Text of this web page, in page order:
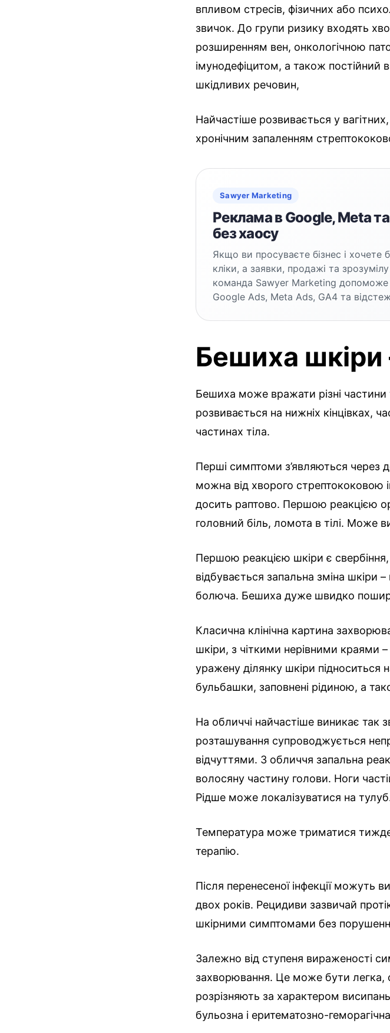
впливом стресів, фізичних або
звичок. До групи ризику входять
розширенням вен, онкологічною
імунодефіцитом, а також постійний
шкідливих речовин,
Найчастіше розвивається у
хронічним запаленням
Sawyer Marketing
Реклама в Google, Meta
без хаосу
Якщо ви просуваєте бізнес і хочете
кліки, а заявки, продажі та
команда Sawyer Marketing допоможе
Google Ads, Meta Ads, GA4 та
Бешиха
Бешиха може вражати різні частини
розвивається на нижніх кінцівках,
частинах тіла.
Перші симптоми з’являються через
можна від хворого стрептококовою
досить раптово. Першою реакцією
головний біль, ломота в тілі. Може
Першою реакцією шкіри є
відбувається запальна зміна шкіри
болюча. Бешиха дуже швидко
Класична клінічна картина
шкіри, з чіткими нерівними краями
уражену ділянку шкіри
бульбашки, заповнені рідиною, а
На обличчі найчастіше виникає так
розташування супроводжується
відчуттями. З обличчя запальна
волосяну частину голови. Ноги
Рідше може локалізуватися на
Температура може триматися
терапію.
Після перенесеної інфекції можуть
двох років. Рецидиви зазвичай
шкірними симптомами без
Залежно від ступеня вираженості
захворювання. Це може бути легка,
розрізняють за характером
бульозна і еритематозно-